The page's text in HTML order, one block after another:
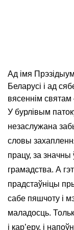
Ад імя
Беларусі і ад
вясеннім
У бурлівым
незаслужана
словы
працу, за значны
грамадства. А
прадстаўніцы
сабе пяшчоту і
маладосць.
і кар’еру, і